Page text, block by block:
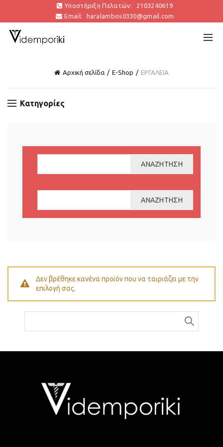
Υποστήριξη Πελατών:
2103240619
Email:
haralambos0330@gmail.com
Αρχική σελίδα E-Shop ΕΡΓΑΛΕΙΑ
Κατηγορίες
ΑΝΑΖΉΤΗΣΗ
ΑΝΑΖΉΤΗΣΗ
Δεν βρέθηκε κανένα προϊόν που να ταιριάζει με την
επιλογή σας.